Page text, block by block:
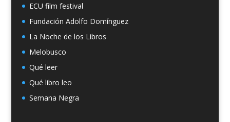
ECU film festival
Fundación Adolfo Domínguez
La Noche de los Libros
Melobusco
Qué leer
Qué libro leo
Semana Negra